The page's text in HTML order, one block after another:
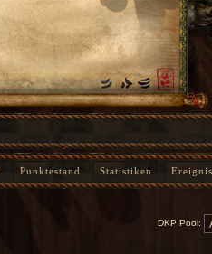
Punktestand Statistiken
DKP Pool: